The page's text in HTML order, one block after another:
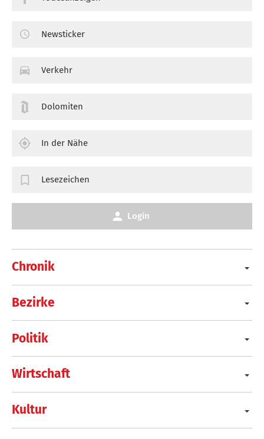
Chronik
Bezirke
Politik
Wirtschaft
Kultur
Newsticker
Verkehr
Dolomiten
In der Nähe
Lesezeichen
Login